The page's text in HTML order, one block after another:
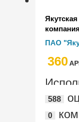
систему
ПАО
360
Москва -
588
0